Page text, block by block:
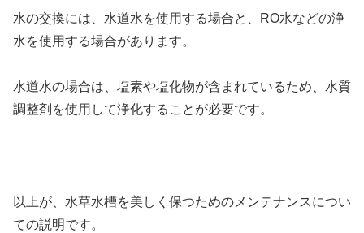
水の交換には、水道水を使用する場合と、RO水などの浄
水を使用する場合があります。
水道水の場合は、塩素や塩化物が含まれているため、水質
調整剤を使用して浄化することが必要です。
以上が、水草水槽を美しく保つためのメンテナンスについ
ての説明です。